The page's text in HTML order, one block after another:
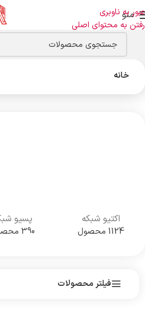
عبور به ناوبری
رفتن به محتوای اصلی
منو
خانه
اکتیو شبکه
1124 محصول
پسیو
390 محصول
فیلتر محصولات